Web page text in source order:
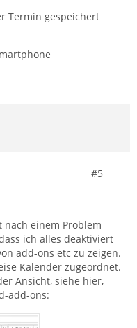
Termin gespeichert
#5
nach einem Problem
ich alles deaktiviert
add-ons etc zu zeigen.
Kalender zugeordnet.
Ansicht, siehe hier,
add-ons: